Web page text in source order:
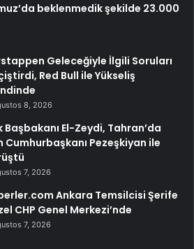
beklenmedik şekilde 23.000
Geleceğiyle İlgili Soruları
Red Bull ile Yükseliş
8, 2026
Başbakanı El-Zeydi, Tahran’da
Cumhurbaşkanı Pezeşkiyan ile
7, 2026
Ankara Temsilcisi Şerife
CHP Genel Merkezi’nde
7, 2026